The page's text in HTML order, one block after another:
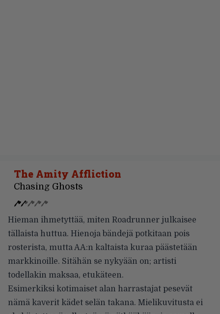
The Amity Affliction
Chasing Ghosts
Hieman ihmetyttää, miten Roadrunner julkaisee
tällaista huttua. Hienoja bändejä potkitaan pois
rosterista, mutta AA:n kaltaista kuraa päästetään
markkinoille. Sitähän se nykyään on; artisti
todellakin maksaa, etukäteen.
Esimerkiksi kotimaiset alan harrastajat pesevät
nämä kaverit kädet selän takana. Mielikuvitusta ei